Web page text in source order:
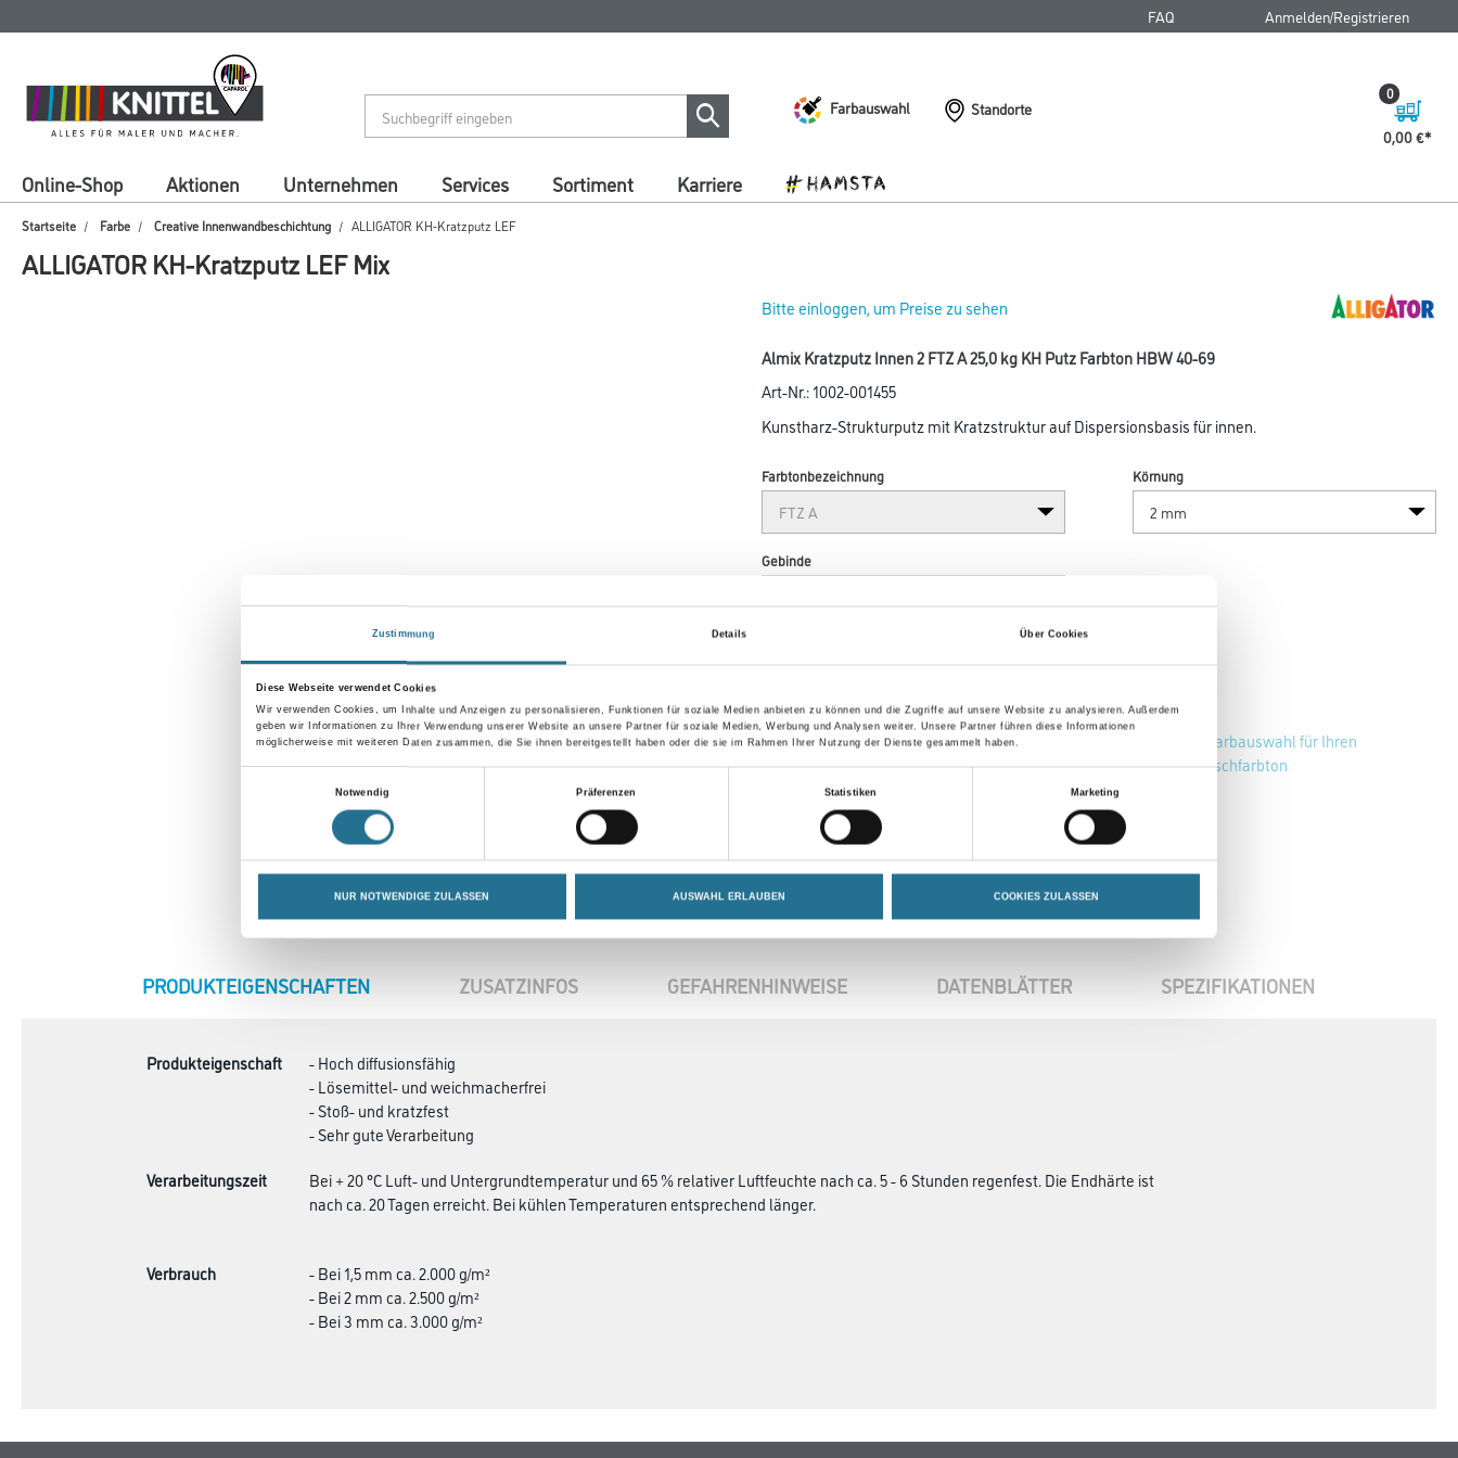
Zustimmung Details Über Cookies
Diese Webseite verwendet Cookies
Wir verwenden Cookies, um Inhalte und Anzeigen zu personalisieren, Funktionen für soziale Medien anbieten zu können und die Zugriffe auf unsere Website zu analysieren. Außerdem
geben wir Informationen zu Ihrer Verwendung unserer Website an unsere Partner für soziale Medien, Werbung und Analysen weiter. Unsere Partner führen diese Informationen
möglicherweise mit weiteren Daten zusammen, die Sie ihnen bereitgestellt haben oder die sie im Rahmen Ihrer Nutzung der Dienste gesammelt haben.
Notwendig
Präferenzen Statistiken Marketing
NUR NOTWENDIGE ZULASSEN AUSWAHL ERLAUBEN COOKIES ZULASSEN
springen
springen
FAQ Anmelden/Registrieren
Farbauswahl
Standorte
0,00 €
0
Online-Shop Aktionen Unternehmen Services Sortiment Karriere
Startseite Farbe Creative Innenwandbeschichtung ALLIGATOR KH-Kratzputz LEF
ALLIGATOR KH-Kratzputz LEF Mix
Bitte einloggen, um Preise zu sehen
Almix Kratzputz Innen 2 FTZ A 25,0 kg KH Putz Farbton HBW 40-69
Art-Nr.:1002-001455
Kunstharz-Strukturputz mit Kratzstruktur auf Dispersionsbasis für innen.
Farbtonbezeichnung Körnung
Gebinde
Zur Farbauswahl für Ihren
Wunschfarbton
CURRENT
PRODUKTEIGENSCHAFTEN ZUSATZINFOS GEFAHRENHINWEISE DATENBLÄTTER SPEZIFIKATIONEN
Produkteigenschaft
- Hoch diffusionsfähig
- Lösemittel- und weichmacherfrei
- Stoß- und kratzfest
- Sehr gute Verarbeitung
Verarbeitungszeit
Bei + 20 °C Luft- und Untergrundtemperatur und 65 % relativer Luftfeuchte nach ca. 5 - 6 Stunden regenfest. Die Endhärte ist
nach ca. 20 Tagen erreicht. Bei kühlen Temperaturen entsprechend länger.
Verbrauch
- Bei 1,5 mm ca. 2.000 g/m²
- Bei 2 mm ca. 2.500 g/m²
- Bei 3 mm ca. 3.000 g/m²